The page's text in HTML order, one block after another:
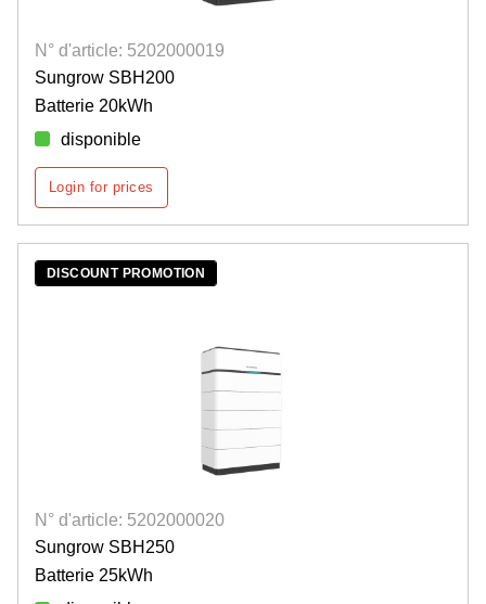
N° d'article: 5202000019
Sungrow SBH200
Batterie 20kWh
disponible
Login for prices
DISCOUNT PROMOTION
N° d'article: 5202000020
Sungrow SBH250
Batterie 25kWh